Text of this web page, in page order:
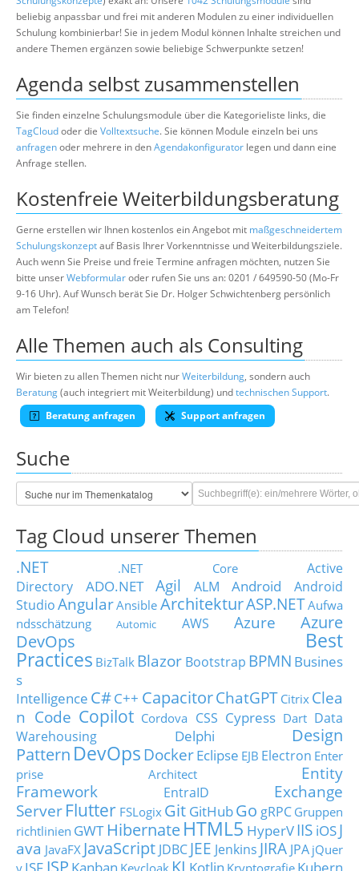
beliebig anpassbar und frei mit anderen Modulen zu einer individuellen
Schulung kombinierbar! Sie in jedem Modul können Inhalte streichen und
andere Themen ergänzen sowie beliebige Schwerpunkte setzen!
Agenda selbst zusammenstellen
Sie finden einzelne Schulungsmodule über die Kategorieliste links, die
TagCloudoder die Volltextsuche. Sie können Module einzeln bei uns
anfragenoder mehrere in denAgendakonfigurator legen und dann eine
Anfrage stellen.
Kostenfreie Weiterbildungsberatung
Gerne erstellen wir Ihnen kostenlos ein Angebot mit maßgeschneidertem
Schulungskonzeptauf Basis Ihrer Vorkenntnisse und Weiterbildungsziele.
Auch wenn Sie Preise und freie Termine anfragen möchten, nutzen Sie
bitte unserWebformularoder rufen Sie uns an: 0201 / 649590-50 (Mo-Fr
9-16 Uhr). Auf Wunsch berät Sie Dr. Holger Schwichtenberg persönlich
am Telefon!
Alle Themen auch als Consulting
Wir bieten zu allen Themen nicht nurWeiterbildung, sondern auch
Beratung(auch integriert mit Weiterbildung) undtechnischen Support.
Beratung anfragen
Support anfragen
Suche
Tag Cloud unserer Themen
.NET .NET Core
Active
Directory
ADO.NET Agil ALM Android
Android
StudioAngularAnsible ArchitekturASP.NETAufwa
ndsschätzung
Automic AWS Azure
Azure
DevOps
Best
Practices BizTalk Blazor Bootstrap BPMN Busines
s
Intelligence C#C++ CapacitorChatGPT Citrix Clea
n Code Copilot Cordova CSS Cypress Dart Data
Warehousing
Delphi
Design
Pattern DevOps DockerEclipse EJB Electron Enter
prise Architect
Entity
Framework
EntraID
Exchange
Server Flutter FSLogix Git GitHubGo gRPC Gruppen
richtlinien GWT HibernateHTML5 HyperVIIS iOSJ
ava JavaFX JavaScript JDBC JEE Jenkins JIRA JPA jQuer